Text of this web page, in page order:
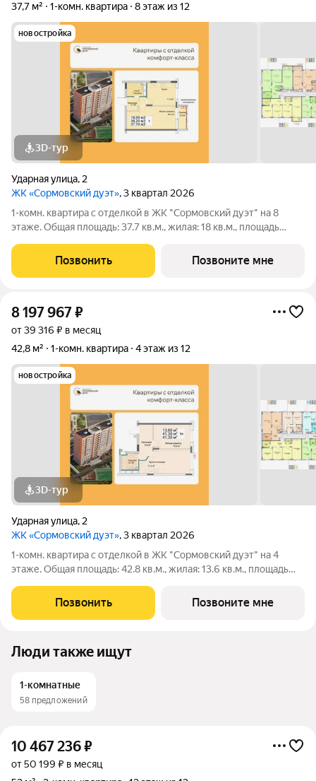
37,7 м²
1-комн. квартира 8 этаж из 12
новостройка
3D-тур
Ударная улица, 2
ЖК «Сормовский дуэт», 3 квартал 2026
1-комн. квартира с отделкой в ЖК "Сормовский дуэт" на 8
этаже. Общая площадь: 37.7 кв.м., жилая: 18 кв.м., площадь
сторону. В квартире один совмещенный санузел. Высота
потолков 2.65 м. Дом
Позвонить Позвоните мне
8 197 967₽
от 39 316 ₽ в месяц
42,8 м²
1-комн. квартира 4 этаж из 12
новостройка
3D-тур
Ударная улица, 2
ЖК «Сормовский дуэт», 3 квартал 2026
1-комн. квартира с отделкой в ЖК "Сормовский дуэт" на 4
этаже. Общая площадь: 42.8 кв.м., жилая: 13.6 кв.м., площадь
одну сторону. В квартире один совмещенный санузел. Высота
потолков 2.65 м.
Позвонить Позвоните мне
Люди также ищут
1-комнатные
58 предложений
10 467 236₽
от 50 199 ₽ в месяц